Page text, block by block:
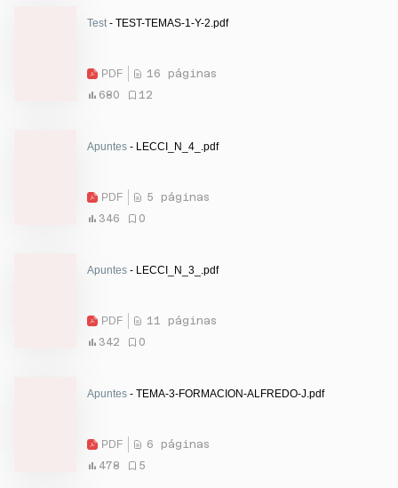
Test - TEST-TEMAS-1-Y-2.pdf
PDF
16 páginas
680
12
Apuntes - LECCI_N_4_.pdf
PDF
5 páginas
346
0
Apuntes - LECCI_N_3_.pdf
PDF
11 páginas
342
0
Apuntes - TEMA-3-FORMACION-ALFREDO-J.pdf
PDF
6 páginas
478
5